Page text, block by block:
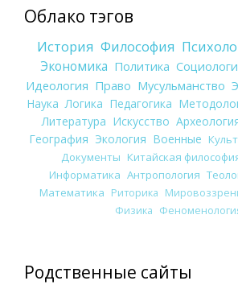
Облако тэгов
История Философия
Экономика Политика
Идеология Право Мусульманство
Наука Логика Педагогика
Литература Искусство
География Экология Военные
Документы Китайская
Информатика Антропология
Математика Риторика
Физика
Родственные сайты